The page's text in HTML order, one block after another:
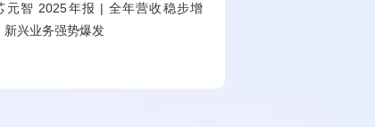
元智 2025年报 | 全年营收稳步增
新兴业务强势爆发